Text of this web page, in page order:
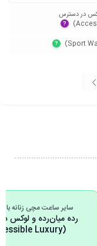
در دسترس
?
?
سایر ساعت مچی زنانه با
رده میان‌رده و لوکس
(Accessible Luxury)